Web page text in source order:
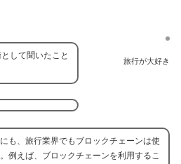
旅行が大好き
して聞いたこと
も、旅行業界でもブロックチェーンは使
例えば、ブロックチェーンを利用するこ